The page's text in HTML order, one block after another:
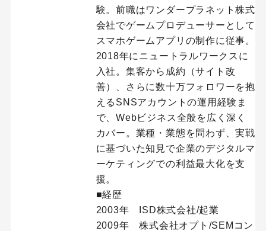
験。前職はワンダープラネット株式
会社でゲームプロデューサーとして
スマホゲームアプリの制作に従事。
2018年にニュートラルワークスに
入社。集客から成約（サイト改
善）、さらに数十万フォロワーを抱
えるSNSアカウントの運用経験ま
で、Webビジネス全般を広く深く
カバー。業種・業態を問わず、実戦
に基づいた知見で企業のデジタルマ
ーケティングでの利益最大化を支
援。
■経歴
2003年 ISD株式会社/起業
2009年 株式会社オプト/SEMコン